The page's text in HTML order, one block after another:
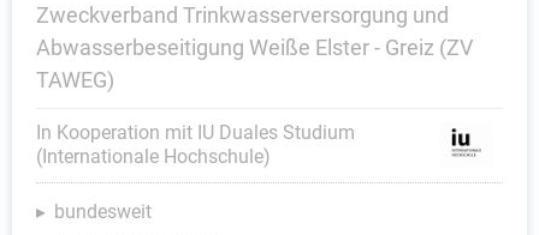
Zweckverband Trinkwasserversorgung und
Abwasserbeseitigung Weiße Elster - Greiz (ZV
TAWEG)
In Kooperation mit IU Duales Studium
(Internationale Hochschule)
bundesweit